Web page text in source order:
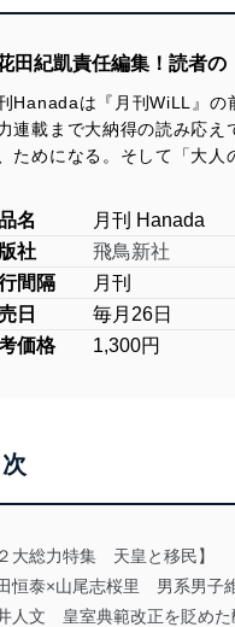
田紀凱責任編集！読者
Hanadaは『月刊WiLL』
連載まで大納得の読み応え
ためになる。そして「大人
名
月刊 Hanada
社
飛鳥新社
間隔
月刊
日
毎月26日
価格
1,300円
次
２大総力特集 天皇と移民】
恒泰×山尾志桜里 男系男子
人文 皇室典範改正を貶めた